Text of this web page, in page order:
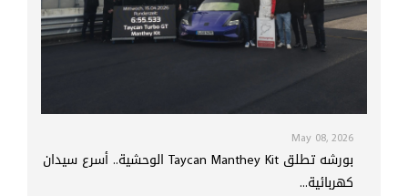
May 08, 2026
بورشه تطلق Taycan Manthey Kit الوحشية.. أسرع سيدان
كهربائية...